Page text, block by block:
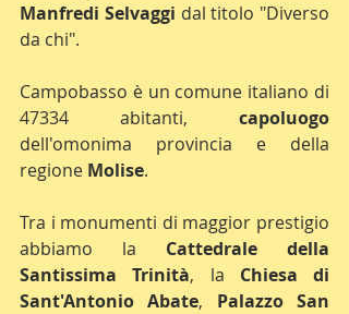
Manfredi Selvaggi dal titolo "Diverso
da chi".
Campobasso è un comune italiano di
47334 abitanti,
dell'omonima provincia e della
regione Molise.
Tra i monumenti di maggior prestigio
abbiamo la Cattedrale della
Santissima Trinità, la Chiesa di
Sant'Antonio Abate, Palazzo San